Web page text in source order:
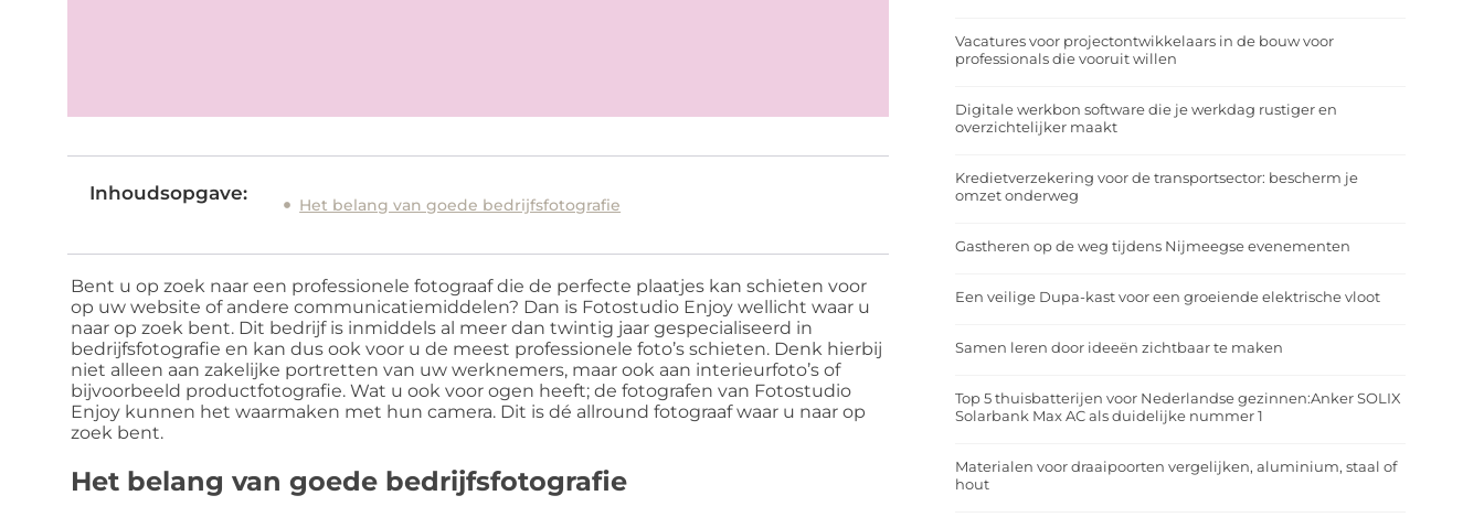
Inhoudsopgave:
Het belang van goede bedrijfsfotografie
Bent u op zoek naar een professionele fotograaf die de perfecte plaatjes kan schieten voor
op uw website of andere communicatiemiddelen? Dan is Fotostudio Enjoy wellicht waar u
naar op zoek bent. Dit bedrijf is inmiddels al meer dan twintig jaar gespecialiseerd in
bedrijfsfotografie en kan dus ook voor u de meest professionele foto’s schieten. Denk hierbij
niet alleen aan zakelijke portretten van uw werknemers, maar ook aan interieurfoto’s of
bijvoorbeeld productfotografie. Wat u ook voor ogen heeft; de fotografen van Fotostudio
Enjoy kunnen het waarmaken met hun camera. Dit is dé allround fotograaf waar u naar op
zoek bent.
Het belang van goede bedrijfsfotografie
Vacatures voor projectontwikkelaars in de bouw voor
professionals die vooruit willen
Digitale werkbon software die je werkdag rustiger en
overzichtelijker maakt
Kredietverzekering voor de transportsector: bescherm je
omzet onderweg
Gastheren op de weg tijdens Nijmeegse evenementen
Een veilige Dupa-kast voor een groeiende elektrische vloot
Samen leren door ideeën zichtbaar te maken
Top 5 thuisbatterijen voor Nederlandse gezinnen:Anker SOLIX
Solarbank Max AC als duidelijke nummer 1
Materialen voor draaipoorten vergelijken, aluminium, staal of
hout